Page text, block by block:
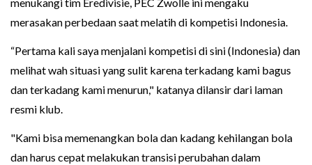
merasakan perbedaan saat melatih di kompetisi Indonesia.
“Pertama kali saya menjalani kompetisi di sini (Indonesia) dan
melihat wah situasi yang sulit karena terkadang kami bagus
dan terkadang kami menurun," katanya dilansir dari laman
resmi klub.
"Kami bisa memenangkan bola dan kadang kehilangan bola
dan harus cepat melakukan transisi perubahan dalam